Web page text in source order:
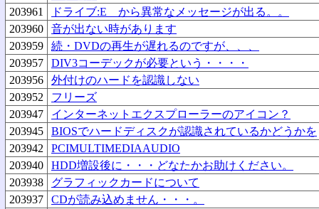
203961
ドライブ:E から異常なメッセージが出る。。
203960
音が出ない時があります
203959
続・DVDの再生が遅れるのですが、、、
203957
DIV3コーデックが必要という・・・・
203956
外付けのハードを認識しない
203952
フリーズ
203947
インターネットエクスプローラーのアイコン？
203945
BIOSでハードディスクが認識されているかどうかを
203942
PCIMULTIMEDIAAUDIO
203940
HDD増設後に・・・どなたかお助けください。
203938
グラフィックカードについて
203937
CDが読み込めません・・・。